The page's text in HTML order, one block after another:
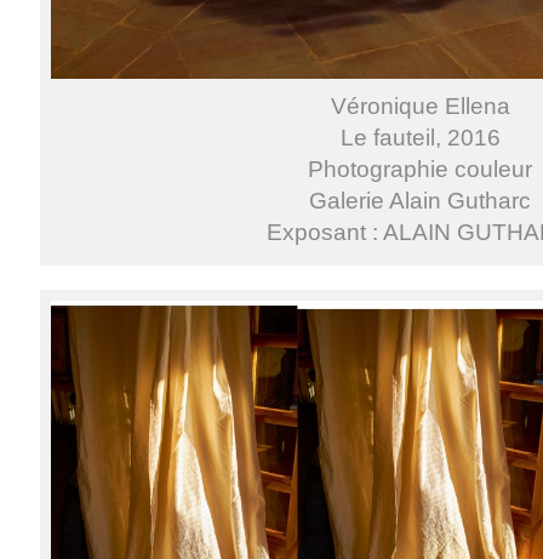
Véronique Ellena
Le fauteil, 2016
Photographie couleur
Galerie Alain Gutharc
Exposant : ALAIN